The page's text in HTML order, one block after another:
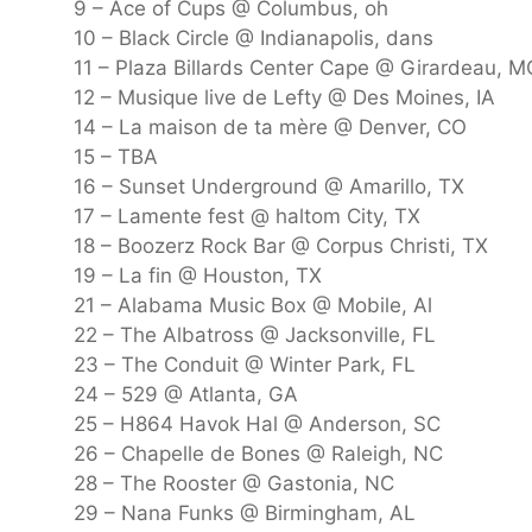
9 – Ace of Cups @ Columbus, oh
10 – Black Circle @ Indianapolis, dans
11 – Plaza Billards Center Cape @ Girardeau,
12 – Musique live de Lefty @ Des Moines, IA
14 – La maison de ta mère @ Denver, CO
15 – TBA
16 – Sunset Underground @ Amarillo, TX
17 – Lamente fest @ haltom City, TX
18 – Boozerz Rock Bar @ Corpus Christi, TX
19 – La fin @ Houston, TX
21 – Alabama Music Box @ Mobile, Al
22 – The Albatross @ Jacksonville, FL
23 – The Conduit @ Winter Park, FL
24 – 529 @ Atlanta, GA
25 – H864 Havok Hal @ Anderson, SC
26 – Chapelle de Bones @ Raleigh, NC
28 – The Rooster @ Gastonia, NC
29 – Nana Funks @ Birmingham, AL